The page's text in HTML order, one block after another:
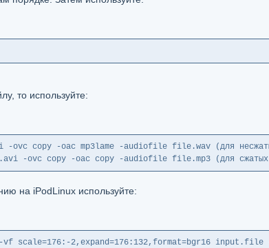
то используйте:
ovc copy -oac mp3lame -audiofile file.wav (для
-ovc copy -oac copy -audiofile file.mp3 (для сжатых
на iPodLinux используйте:
scale=176:-2,expand=176:132,format=bgr16